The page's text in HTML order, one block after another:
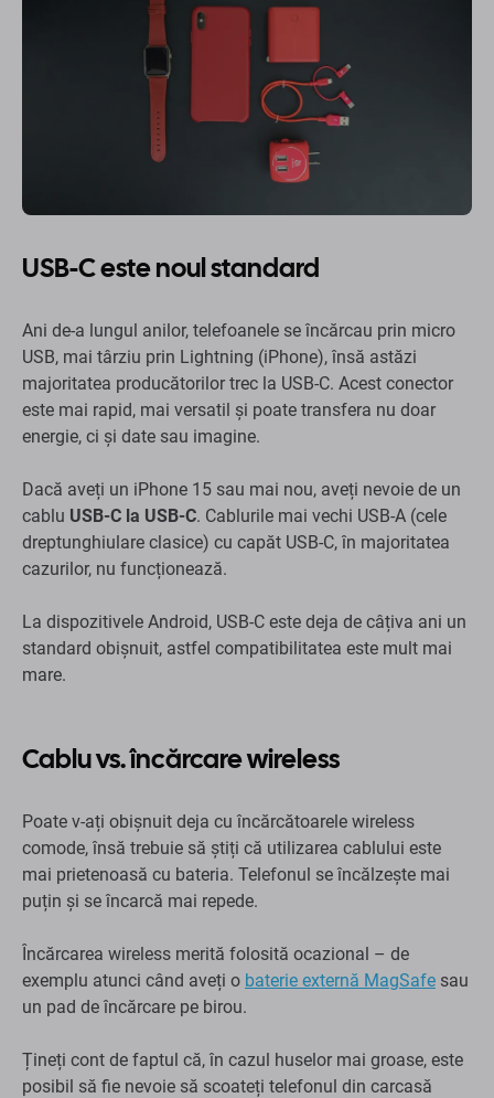
USB-C este noul standard
Ani de-a lungul anilor, telefoanele se încărcau prin micro
USB, mai târziu prin Lightning (iPhone), însă astăzi
majoritatea producătorilor trec la USB-C. Acest conector
este mai rapid, mai versatil și poate transfera nu doar
energie, ci și date sau imagine.
Dacă aveți un iPhone 15 sau mai nou, aveți nevoie de un
cablu USB-C la USB-C. Cablurile mai vechi USB-A (cele
dreptunghiulare clasice) cu capăt USB-C, în majoritatea
cazurilor, nu funcționează.
La dispozitivele Android, USB-C este deja de câțiva ani un
standard obișnuit, astfel compatibilitatea este mult mai
mare.
Cablu vs. încărcare wireless
Poate v-ați obișnuit deja cu încărcătoarele wireless
comode, însă trebuie să știți că utilizarea cablului este
mai prietenoasă cu bateria. Telefonul se încălzește mai
puțin și se încarcă mai repede.
Încărcarea wireless merită folosită ocazional – de
exemplu atunci când aveți o baterie externă MagSafe sau
un pad de încărcare pe birou.
Țineți cont de faptul că, în cazul huselor mai groase, este
posibil să fie nevoie să scoateți telefonul din carcasă